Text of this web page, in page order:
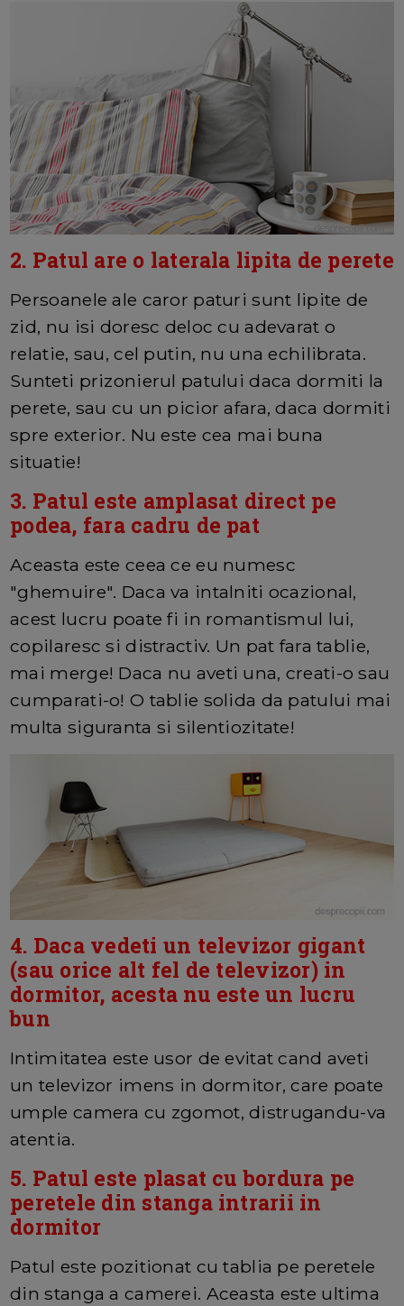
2. Patul are o laterala lipita de perete
Persoanele ale caror paturi sunt lipite de
zid, nu isi doresc deloc cu adevarat o
relatie, sau, cel putin, nu una echilibrata.
Sunteti prizonierul patului daca dormiti la
perete, sau cu un picior afara, daca dormiti
spre exterior. Nu este cea mai buna
situatie!
3. Patul este amplasat direct pe
podea, fara cadru de pat
Aceasta este ceea ce eu numesc
"ghemuire". Daca va intalniti ocazional,
acest lucru poate fi in romantismul lui,
copilaresc si distractiv. Un pat fara tablie,
mai merge! Daca nu aveti una, creati-o sau
cumparati-o! O tablie solida da patului mai
multa siguranta si silentiozitate!
4. Daca vedeti un televizor gigant
(sau orice alt fel de televizor) in
dormitor, acesta nu este un lucru
bun
Intimitatea este usor de evitat cand aveti
un televizor imens in dormitor, care poate
umple camera cu zgomot, distrugandu-va
atentia.
5. Patul este plasat cu bordura pe
peretele din stanga intrarii in
dormitor
Patul este pozitionat cu tablia pe peretele
din stanga a camerei. Aceasta este ultima